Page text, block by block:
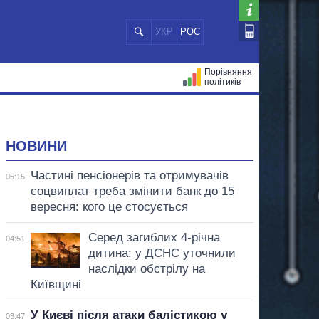
УКР РОС
Порівняння
політиків
НОВИНИ
05:15
Частині пенсіонерів та отримувачів
соцвиплат треба змінити банк до 15
вересня: кого це стосується
04:51
Серед загиблих 4-річна
дитина: у ДСНС уточнили
наслідки обстрілу на
Київщині
03:47
У Києві після атаки балістикою у